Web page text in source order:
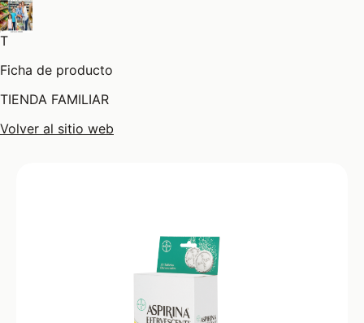
T
Ficha de producto
TIENDA FAMILIAR
Volver al sitio web